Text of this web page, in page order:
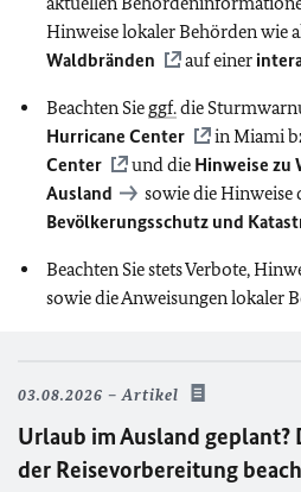
Hinweise lokaler Behörden wie
Waldbränden
auf einer
Beachten Sie ggf.die
Hurricane Center
in Miami
Center
und die Hinweise zu
Ausland
sowie die Hinweise
Bevölkerungsschutz und
Beachten Sie stets Verbote,
sowie die Anweisungen lokaler
03.08.2026 Artikel
Urlaub im Ausland geplant?
der Reisevorbereitung